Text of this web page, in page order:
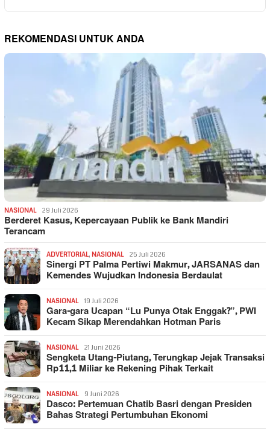
REKOMENDASI UNTUK ANDA
NASIONAL 29 Juli 2026
Berderet Kasus, Kepercayaan Publik ke Bank Mandiri
Terancam
ADVERTORIAL, NASIONAL 25 Juli 2026
Sinergi PT Palma Pertiwi Makmur, JARSANAS dan
Kemendes Wujudkan Indonesia Berdaulat
NASIONAL 19 Juli 2026
Gara-gara Ucapan “Lu Punya Otak Enggak?”, PWI
Kecam Sikap Merendahkan Hotman Paris
NASIONAL 21 Juni 2026
Sengketa Utang-Piutang, Terungkap Jejak Transaksi
Rp11,1 Miliar ke Rekening Pihak Terkait
NASIONAL 9 Juni 2026
Dasco: Pertemuan Chatib Basri dengan Presiden
Bahas Strategi Pertumbuhan Ekonomi